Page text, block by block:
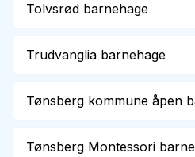
Tolvsrød barnehage
Trudvanglia barnehage
Tønsberg kommune åpen
Tønsberg Montessori